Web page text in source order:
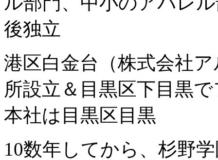
後独立
港区白金台（株式会社
所設立＆目黒区下目黒
本社は目黒区目黒
10数年してから、杉野